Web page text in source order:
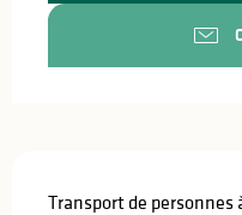
Transport de personnes